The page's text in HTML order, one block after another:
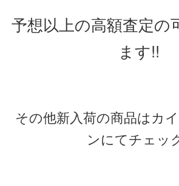
予想以上の高額査定の
ます!!
その他新入荷の商品はカ
ンにてチェッ